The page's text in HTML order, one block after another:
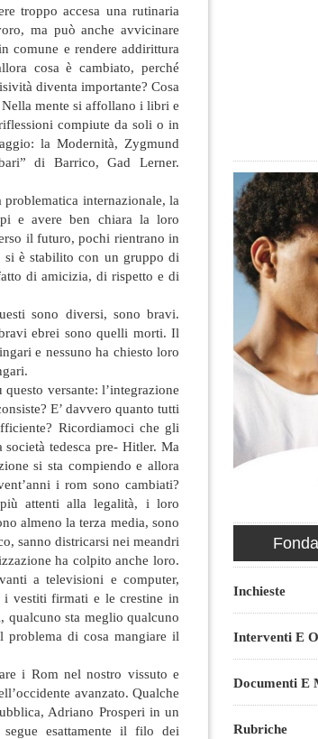
troppo accesa una rutinaria
ma può anche avvicinare
comune e rendere addirittura
cosa è cambiato, perché
diventa importante? Cosa
mente si affollano i libri e
compiute da soli o in
la Modernità, Zygmund
di Barrico, Gad Lerner.
problematica internazionale, la
e avere ben chiara la loro
il futuro, pochi rientrano in
si è stabilito con un gruppo di
di amicizia, di rispetto e di
sono diversi, sono bravi.
ebrei sono quelli morti. Il
e nessuno ha chiesto loro
versante: l’integrazione
E’ davvero quanto tutti
Ricordiamoci che gli
tedesca pre- Hitler. Ma
si sta compiendo e allora
i rom sono cambiati?
attenti alla legalità, i loro
almeno la terza media, sono
sanno districarsi nei meandri
ha colpito anche loro.
a televisioni e computer,
vestiti firmati e le crestine in
qualcuno sta meglio qualcuno
di cosa mangiare il
i Rom nel nostro vissuto e
avanzato. Qualche
Adriano Prosperi in un
esattamente il filo dei
Inchieste
Interventi E
Documenti E
Rubriche